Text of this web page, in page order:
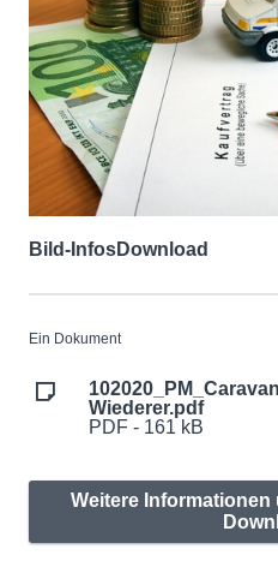
Bild-InfosDownload
Ein Dokument
Wiederer.pdf
PDF - 161 kB
Weitere